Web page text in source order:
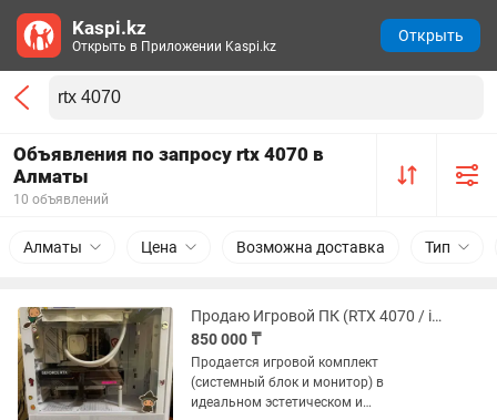
Объявления по запросу rtx 4070 в
Алматы
10 объявлений
Алматы Цена Возможна доставка Тип
Продаю Игровой ПК (RTX 4070 / i7 DDR5) Монитор 2K 165Hz Windows 11
850 000 ₸
Продается игровой комплект
(системный блок и монитор) в
идеальном эстетическом и
Kaspi.kz
Открыть в Приложении Kaspi.kz
Открыть